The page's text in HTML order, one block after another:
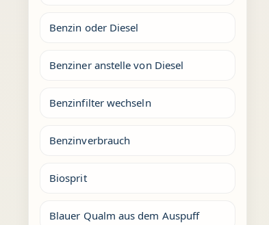
Benzin oder Diesel
Benziner anstelle von Diesel
Benzinfilter wechseln
Benzinverbrauch
Biosprit
Blauer Qualm aus dem Auspuff